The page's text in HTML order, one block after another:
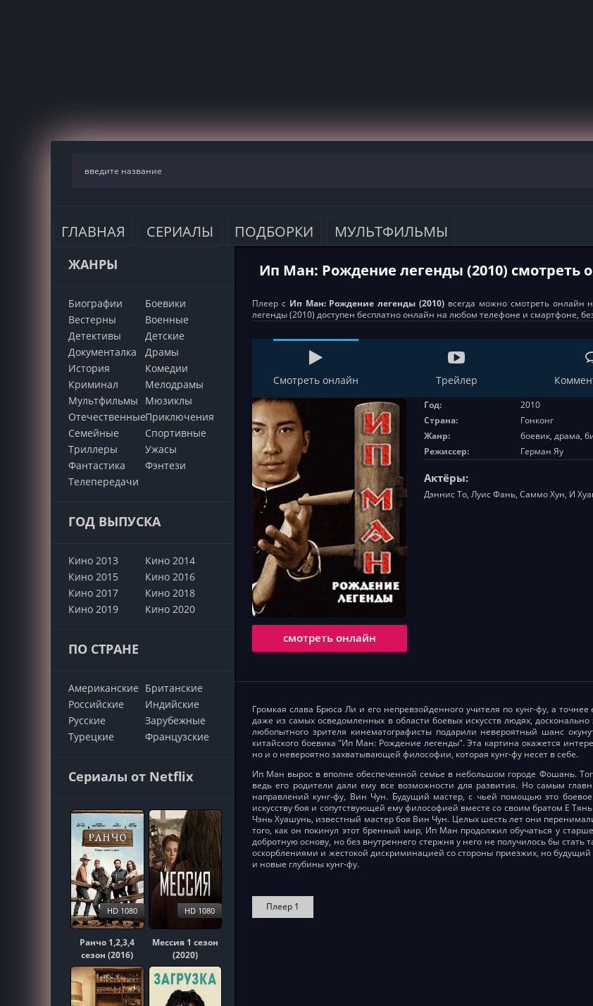
ГЛАВНАЯ СЕРИАЛЫ ПОДБОРКИ МУЛЬТФИЛЬМЫ
ЖАНРЫ
Биографии
Боевики
Вестерны
Военные
Детективы
Детские
Документалка
Драмы
История
Комедии
Криминал
Мелодрамы
Мультфильмы
Мюзиклы
ОтечественныеПриключения
Семейные
Cпортивные
Триллеры
Ужасы
Фантастика
Фэнтези
Телепередачи
ГОД ВЫПУСКА
Кино 2013
Кино 2014
Кино 2015
Кино 2016
Кино 2017
Кино 2018
Кино 2019
Кино 2020
ПО СТРАНЕ
Американские Британские
Российские
Индийские
Русские
Зарубежные
Турецкие
Французские
Сериалы от Netflix
Ранчо 1,2,3,4
сезон (2016)
HD 1080
Мессия 1 сезон
(2020)
HD 1080
Ип Ман: Рождение легенды (2010) смотреть
Плеер с Ип Ман: Рождение легенды (2010) всегда можно смотреть онлайн
легенды (2010) доступен бесплатно онлайн на любом телефоне и смартфоне,
Смотреть онлайн Трейлер
смотреть онлайн
Год:
2010
Страна:
Гонконг
Жанр:
боевик, драма,
Режиссер:
Герман Яу
Актёры:
Дэннис То, Луис Фань, Саммо Хун, И
Громкая слава Брюса Ли и его непревзойденного учителя по кунг-фу, а
даже из самых осведомленных в области боевых искусств людях,
любопытного зрителя кинематографисты подарили невероятный шанс
китайского боевика "Ип Ман: Рождение легенды". Эта картина окажется
но и о невероятно захватывающей философии, которая кунг-фу несет в себе.
Ип Ман вырос в вполне обеспеченной семье в небольшом городе Фошань.
ведь его родители дали ему все возможности для развития. Но самым
направлений кунг-фу, Вин Чун. Будущий мастер, с чьей помощью это
искусству боя и сопутствующей ему философией вместе со своим братом Е
Чэнь Хуашунь, известный мастер боя Вин Чун. Целых шесть лет они
того, как он покинул этот бренный мир, Ип Ман продолжил обучаться у
добротную основу, но без внутреннего стержня у него не получилось бы
оскорблениями и жестокой дискриминацией со стороны приезжих, но
и новые глубины кунг-фу.
Плеер 1